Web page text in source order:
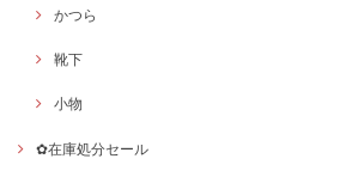
かつら
靴下
小物
✿在庫処分セール